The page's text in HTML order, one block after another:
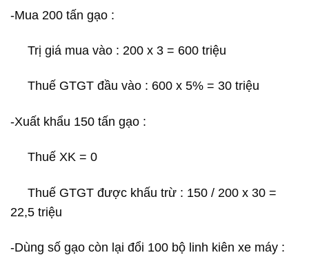
-Mua 200 tấn gạo :
Trị giá mua vào : 200 x 3 = 600 triệu
Thuế GTGT đầu vào : 600 x 5% = 30 triệu
-Xuất khẩu 150 tấn gạo :
Thuế XK = 0
Thuế GTGT được khấu trừ : 150 / 200 x 30 =
22,5 triệu
-Dùng số gạo còn lại đổi 100 bộ linh kiên xe máy :